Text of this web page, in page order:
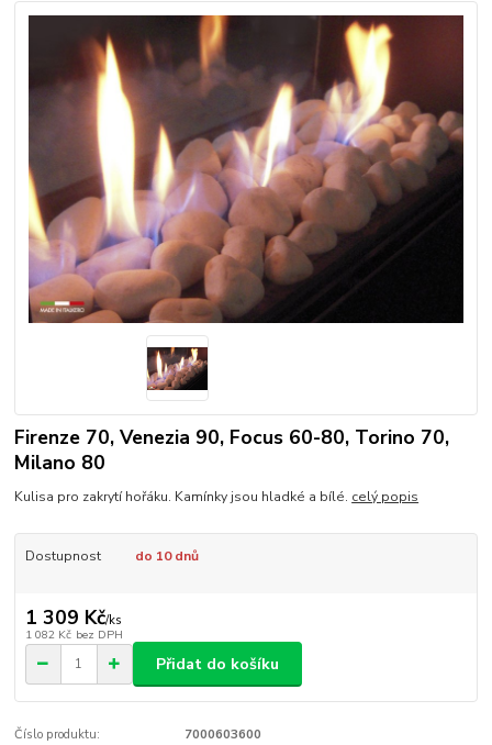
Firenze 70, Venezia 90, Focus 60-80, Torino 70,
Milano 80
Kulisa pro zakrytí hořáku. Kamínky jsou hladké a bílé. celý popis
Dostupnost do 10 dnů
1 309 Kč/ks
1 082 Kč bez DPH
Přidat do košíku
Číslo produktu: 7000603600